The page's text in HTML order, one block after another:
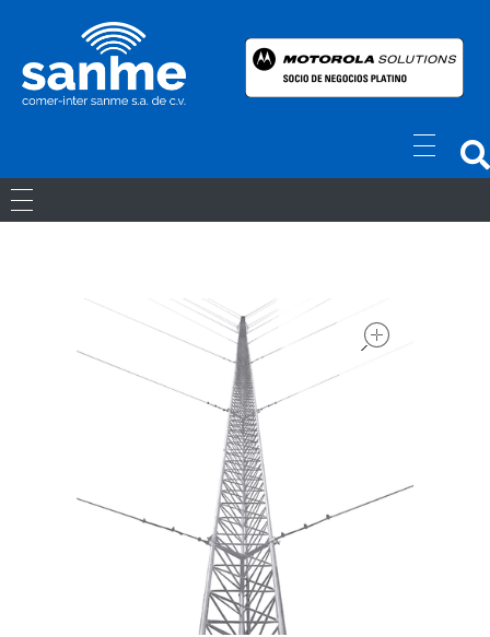
Movil Digital
Portatiles Digital
LICENCIAS
REPETIDORES DIGITALES
ACCESORIOS
WAVE PTX